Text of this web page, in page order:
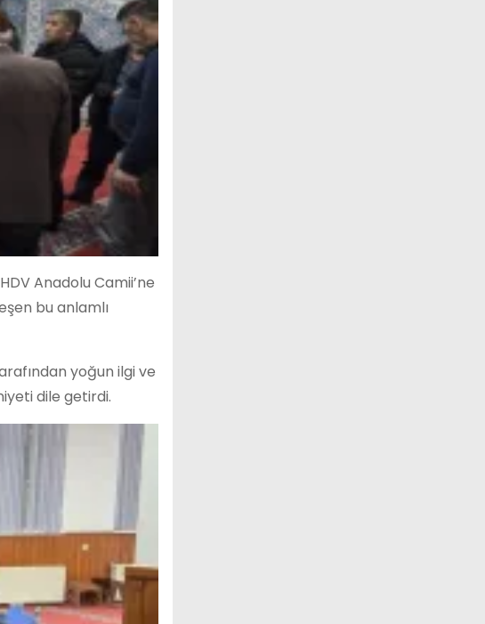
Anadolu Camii’ne
bu anlamlı
yoğun ilgi ve
dile getirdi.